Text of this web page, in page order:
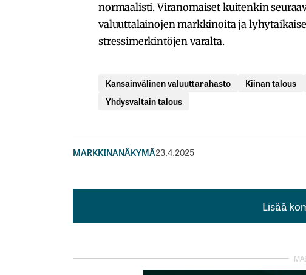
normaalisti. Viranomaiset kuitenkin
valuuttalainojen markkinoita ja
stressimerkintöjen varalta.
Kansainvälinen valuuttarahasto Kiinan talous
Yhdysvaltain talous
MARKKINANÄKYMÄ23.4.2025
Lisää
Lisää